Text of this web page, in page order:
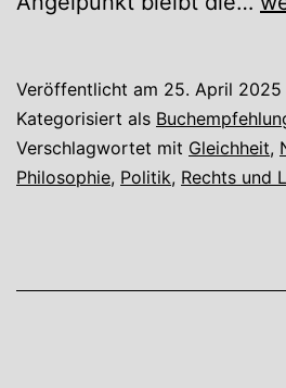
Veröffentlicht am 25. April 2025
Kategorisiert als
Verschlagwortet mit Gleichheit,
Philosophie, Politik, Rechts und